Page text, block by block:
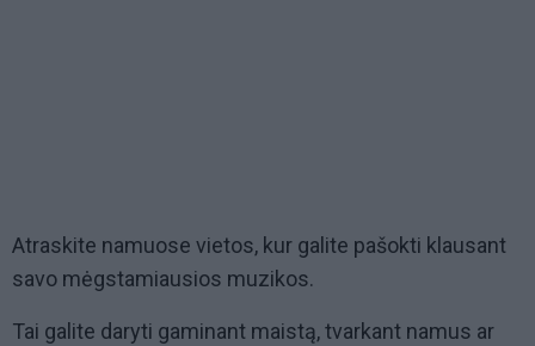
Atraskite namuose vietos, kur galite pašokti klausant
savo mėgstamiausios muzikos.
Tai galite daryti gaminant maistą, tvarkant namus ar